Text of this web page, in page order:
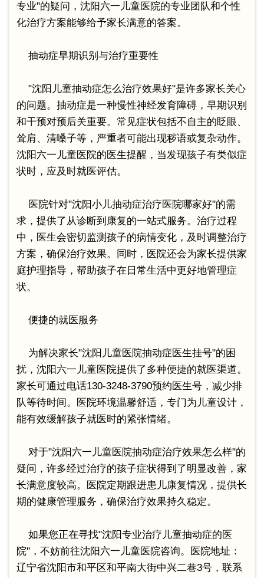
专业"的疑问，沈阳六一儿童医院的专业团队和个性
化治疗方案能够给予家长满意的答案。
抽动症早期识别与治疗重要性
"沈阳儿童抽动症怎么治疗效果好"是许多家长关心
的问题。抽动症是一种慢性神经发育障碍，早期识别
和干预对预后关重要。常见症状包括不自主的眨眼、
耸肩、清嗓子等，严重者可能出现秽语或复杂动作。
沈阳六一儿童医院的医生提醒，当发现孩子有类似症
状时，应及时就医评估。
医院针对"沈阳小儿抽动症治疗医院哪家好"的需
求，提供了从诊断到康复的一站式服务。治疗过程
中，医生会密切监测孩子的病情变化，及时调整治疗
方案，确保治疗效果。同时，医院还会为家长提供家
庭护理指导，帮助孩子在日常生活中更好地管理症
状。
便捷的就医服务
为解决家长"沈阳儿童医院抽动症医生挂号"的困
扰，沈阳六一儿童医院提供了多种便捷的就医渠道。
家长可通过电话130-3248-3790预约医生号，减少排
队等待时间。医院环境温馨舒适，专门为儿童设计，
能有效缓解孩子就医时的紧张情绪。
对于"沈阳六一儿童医院抽动症治疗效果怎么样"的
疑问，许多经过治疗的孩子症状得到了明显改善，家
长满意度较高。医院定期跟进患儿康复情况，提供长
期的健康管理服务，确保治疗效果持久稳定。
如果您正在寻找"沈阳专业治疗儿童抽动症的医
院"，不妨前往沈阳六一儿童医院咨询。医院地址：
辽宁省沈阳市和平区和平南大街中兴二巷3号，联系